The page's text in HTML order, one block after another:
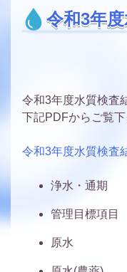
令和3年
令和3年度水質検査
下記PDFからご覧下
令和3年度水質検査
浄水・通期
管理目標項目
原水